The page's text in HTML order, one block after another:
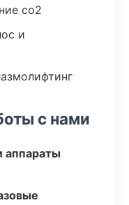
co2
и
с нами
аппараты